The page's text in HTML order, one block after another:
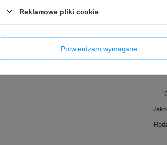
Reklamowe pliki cookie
Potwierdzam wymagane